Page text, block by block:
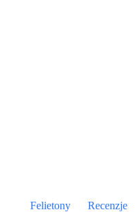
Felietony Recenzje